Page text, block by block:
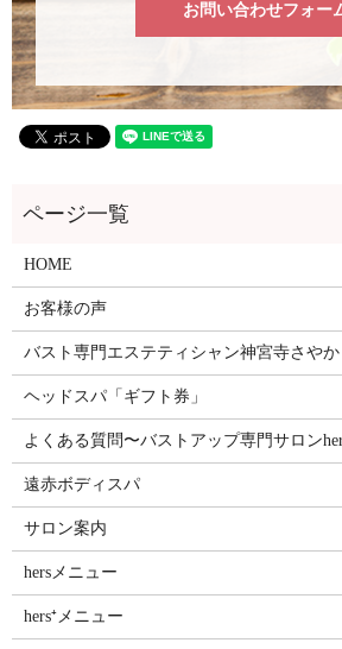
お問い合わせフォー
HOME
お客様の声
バスト専門エステティシャン神宮寺さやか
ヘッドスパ「ギフト券」
よくある質問〜バストアップ専門サロン
遠赤ボディスパ
サロン案内
hersメニュー
hers⁺メニュー